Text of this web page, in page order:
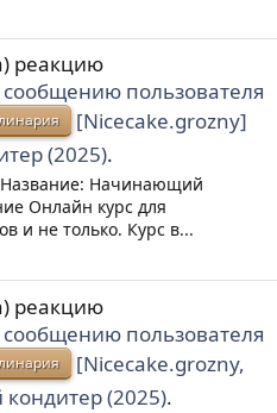
реакцию
сообщению пользователя
[Nicecake.grozny]
(2025).
Название: Начинающий
Онлайн курс для
и не только. Курс в...
реакцию
сообщению пользователя
[Nicecake.grozny,
(2025).